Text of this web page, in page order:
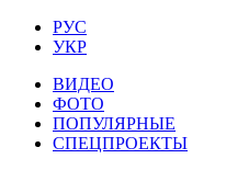
РУС
УКР
ВИДЕО
ФОТО
ПОПУЛЯРНЫЕ
СПЕЦПРОЕКТЫ